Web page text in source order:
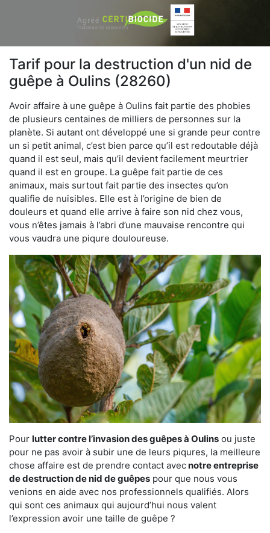
Tarif pour la destruction d'un nid de
guêpe à Oulins (28260)
Avoir affaire à une guêpe à Oulins fait partie des phobies
de plusieurs centaines de milliers de personnes sur la
planète. Si autant ont développé une si grande peur contre
un si petit animal, c’est bien parce qu’il est redoutable déjà
quand il est seul, mais qu’il devient facilement meurtrier
quand il est en groupe. La guêpe fait partie de ces
animaux, mais surtout fait partie des insectes qu’on
qualifie de nuisibles. Elle est à l’origine de bien de
douleurs et quand elle arrive à faire son nid chez vous,
vous n’êtes jamais à l’abri d’une mauvaise rencontre qui
vous vaudra une piqure douloureuse.
Pour lutter contre l’invasion des guêpes à Oulins ou juste
pour ne pas avoir à subir une de leurs piqures, la meilleure
chose affaire est de prendre contact avecnotre entreprise
de destruction de nid de guêpes pour que nous vous
venions en aide avec nos professionnels qualifiés. Alors
qui sont ces animaux qui aujourd’hui nous valent
l’expression avoir une taille de guêpe ?